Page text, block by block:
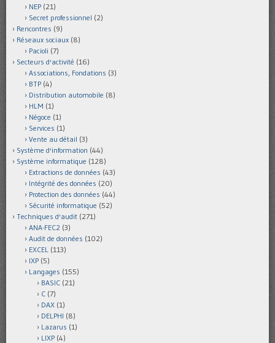
NEP (21)
Secret professionnel (2)
Rencontres (9)
Réseaux sociaux (8)
Pacioli (7)
Secteurs d'activité (16)
Associations, Fondations (3)
BTP (4)
Distribution automobile (8)
HLM (1)
Négoce (1)
Services (1)
Vente au détail (3)
Système d'information (44)
Système informatique (128)
Extractions de données (43)
Intégrité des données (20)
Protection des données (44)
Sécurité informatique (52)
Techniques d'audit (271)
ANA-FEC2 (3)
Audit de données (102)
EXCEL (113)
IXP (5)
Langages (155)
BASIC (21)
C (7)
DAX (1)
DELPHI (8)
Lazarus (1)
LIXP (4)